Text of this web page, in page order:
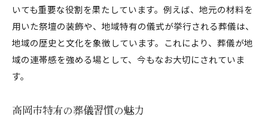
地域の価値観が反映された葬儀の形
故人との別れを大切にするための工夫
葬儀における故人への敬意の表現法
地域の信仰と風習の影響
高岡市の葬儀に見る地域文化の融合と温もり
いても重要な役割を果たしています。例えば、地元の材料を
用いた祭壇の装飾や、地域特有の儀式が挙行される葬儀は、
地域の歴史と文化を象徴しています。これにより、葬儀が地
域の連帯感を強める場として、今もなお大切にされていま
す。
高岡市特有の葬儀習慣の魅力